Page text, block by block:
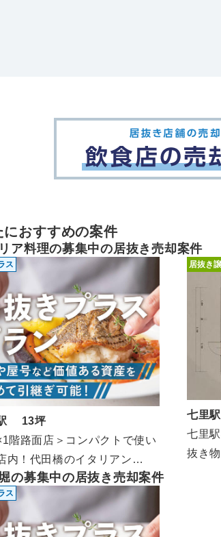
におすすめの案件
ア料理の募集中の居抜き売却案件
ス
13坪
階路面店＞コンパクトで使い
内！代田橋のイタリアン
13坪）
居抜き
七里
七里
抜き物
の募集中の居抜き売却案件
ス